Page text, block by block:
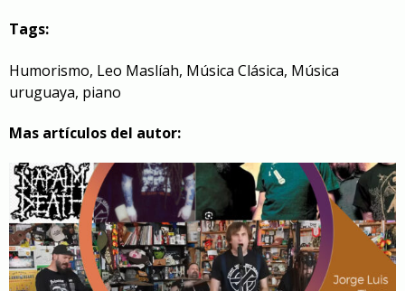
Tags:
Humorismo, Leo Maslíah, Música Clásica, Música
uruguaya, piano
Mas artículos del autor: